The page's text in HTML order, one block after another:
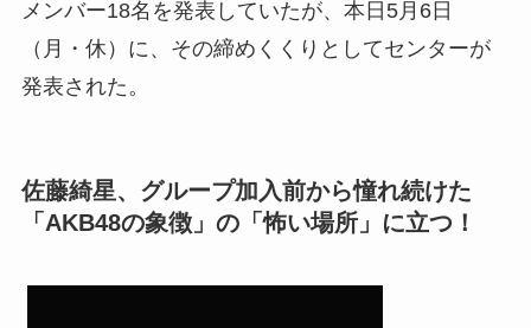
メンバー18名を発表していたが、本日5月6日
（月・休）に、その締めくくりとしてセンターが
発表された。
佐藤綺星、グループ加入前から憧れ続けた
「AKB48の象徴」の「怖い場所」に立つ！